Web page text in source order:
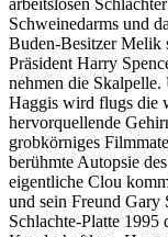
Schweinedarms und
Buden-Besitzer Melik
Präsident Harry
nehmen die
Haggis wird flugs die
hervorquellende
grobkörniges
berühmte Autopsie
eigentliche Clou
und sein Freund Gary
Schlachte-Platte 1995